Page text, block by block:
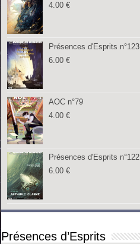
4.00€
Présences d'Esprits n°123
6.00€
AOC n°79
4.00€
Présences d'Esprits n°122
6.00€
Présences d’Esprits